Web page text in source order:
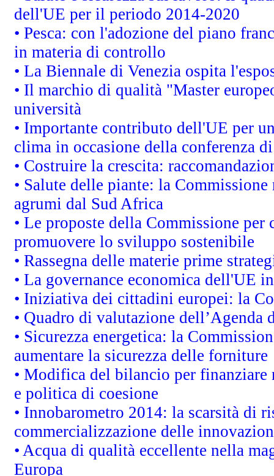
dell'UE per il periodo 2014-2020
• Pesca: con l'adozione del piano
in materia di controllo
• La Biennale di Venezia ospita
• Il marchio di qualità "Master
università
• Importante contributo dell'UE per
clima in occasione della conferenza
• Costruire la crescita:
• Salute delle piante: la
agrumi dal Sud Africa
• Le proposte della Commissione
promuovere lo sviluppo sostenibile
• Rassegna delle materie prime
• La governance economica dell'UE
• Iniziativa dei cittadini europei: la
• Quadro di valutazione
• Sicurezza energetica: la
aumentare la sicurezza delle forniture
• Modifica del bilancio per finanziare
e politica di coesione
• Innobarometro 2014: la scarsità di
commercializzazione delle
• Acqua di qualità eccellente nella
Europa